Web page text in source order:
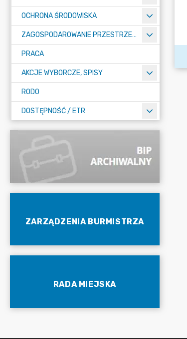
OCHRONA ŚRODOWISKA
ZAGOSPODAROWANIE PRZESTRZENNE
PRACA
AKCJE WYBORCZE, SPISY
RODO
DOSTĘPNOŚĆ / ETR
ZARZĄDZENIA BURMISTRZA
RADA MIEJSKA